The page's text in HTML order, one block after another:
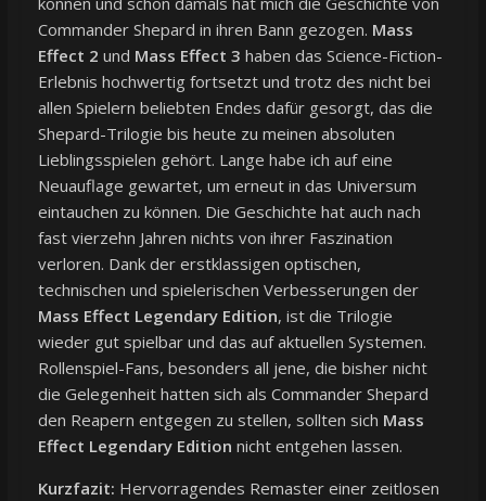
Commander Shepard in ihren Bann gezogen. Mass
Effect 2 und Mass Effect 3 haben das Science-Fiction-
Erlebnis hochwertig fortsetzt und trotz des nicht bei
allen Spielern beliebten Endes dafür gesorgt, das die
Shepard-Trilogie bis heute zu meinen absoluten
Lieblingsspielen gehört. Lange habe ich auf eine
Neuauflage gewartet, um erneut in das Universum
eintauchen zu können. Die Geschichte hat auch nach
fast vierzehn Jahren nichts von ihrer Faszination
verloren. Dank der erstklassigen optischen,
technischen und spielerischen Verbesserungen der
Mass Effect Legendary Edition, ist die Trilogie
wieder gut spielbar und das auf aktuellen Systemen.
Rollenspiel-Fans, besonders all jene, die bisher nicht
die Gelegenheit hatten sich als Commander Shepard
den Reapern entgegen zu stellen, sollten sich Mass
Effect Legendary Edition nicht entgehen lassen.
Kurzfazit: Hervorragendes Remaster einer zeitlosen